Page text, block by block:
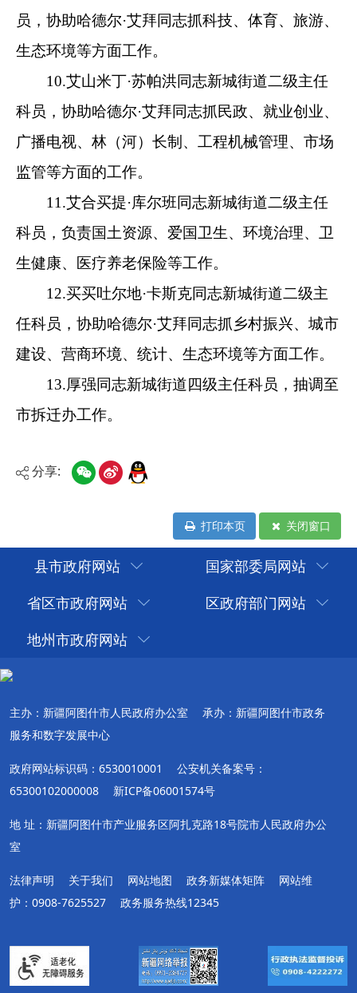
分享:
打印本页 关闭窗口
县市政府网站
国家部委局网站
省区市政府网站
区政府部门网站
地州市政府网站
主办：新疆阿图什市人民政府办公室
承办：新疆阿图什市政务
服务和数字发展中心
政府网站标识码：6530010001
公安机关备案号：
65300102000008
新ICP备06001574号
地 址：新疆阿图什市产业服务区阿扎克路18号院市人民政府办公
室
法律声明 关于我们 网站地图 政务新媒体矩阵
网站维
护：0908-7625527
政务服务热线12345